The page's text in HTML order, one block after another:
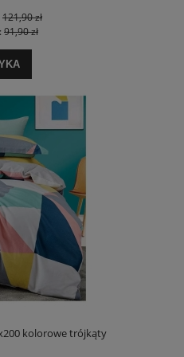
121,90 zł
91,90 zł
kolorowe trójkąty